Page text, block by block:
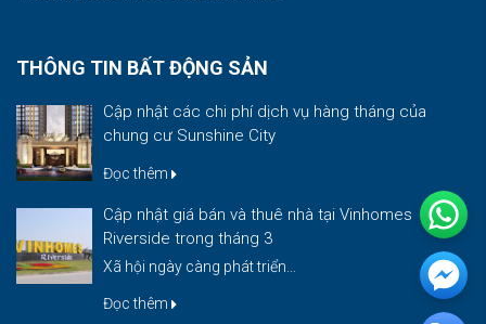
THÔNG TIN BẤT ĐỘNG SẢN
Cập nhật các chi phí dịch vụ hàng tháng của
chung cư Sunshine City
Đọc thêm
Cập nhật giá bán và thuê nhà tại Vinhomes
Riverside trong tháng 3
Xã hội ngày càng phát triển...
Đọc thêm